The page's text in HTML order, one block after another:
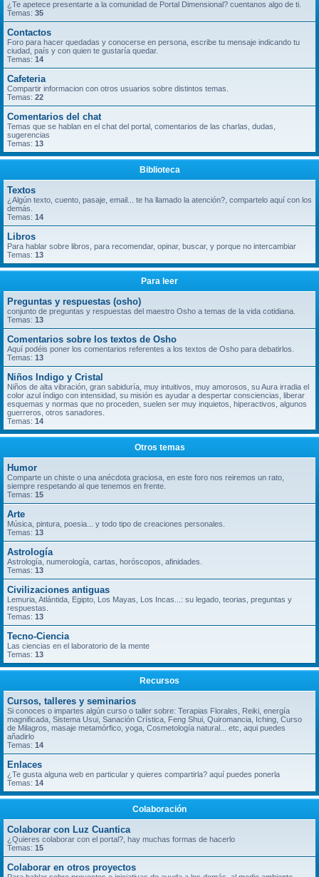
¿Te apetece presentarte a la comunidad de Portal Dimensional? cuentanos algo de ti.
Temas: 35
Contactos
Foro para hacer quedadas y conocerse en persona, escribe tu mensaje indicando tu
ciudad, país y con quien te gustaría quedar.
Temas: 14
Cafeteria
Compartir informacion con otros usuarios sobre distintos temas.
Temas: 22
Comentarios del chat
Temas que se hablan en el chat del portal, comentarios de las charlas, dudas,
sugerencias
Temas: 13
Biblioteca
Textos
¿Algún texto, cuento, pasaje, email... te ha llamado la atención?, compartelo aquí con los
demás.
Temas: 14
Libros
Para hablar sobre libros, para recomendar, opinar, buscar, y porque no intercambiar
Temas: 13
Para leer
Preguntas y respuestas (osho)
conjunto de preguntas y respuestas del maestro Osho a temas de la vida cotidiana.
Temas: 13
Comentarios sobre los textos de Osho
Aquí podéis poner los comentarios referentes a los textos de Osho para debatirlos.
Temas: 13
Niños Indigo y Cristal
Niños de alta vibración, gran sabiduría, muy intuitivos, muy amorosos, su Aura irradia el
color azul índigo con intensidad, su misión es ayudar a despertar consciencias, liberar
esquemas y normas que no proceden, suelen ser muy inquietos, hiperactivos, algunos
guerreros, otros sanadores.
Temas: 14
Otros temas
Humor
Comparte un chiste o una anécdota graciosa, en este foro nos reiremos un rato,
siempre respetando al que tenemos en frente.
Temas: 15
Arte
Música, pintura, poesia... y todo tipo de creaciones personales.
Temas: 13
Astrología
Astrología, numerología, cartas, horóscopos, afinidades.
Temas: 13
Civilizaciones antiguas
Lemuria, Atlántida, Egipto, Los Mayas, Los Incas...: su legado, teorias, preguntas y
respuestas.
Temas: 13
Tecno-Ciencia
Las ciencias en el laboratorio de la mente
Temas: 13
Recursos
Cursos, talleres y seminarios
Si conoces o impartes algún curso o taller sobre: Terapias Florales, Reiki, energía
magnificada, Sistema Usui, Sanación Crística, Feng Shui, Quiromancia, Iching, Curso
de Milagros, masaje metamórfico, yoga, Cosmetología natural... etc, aqui puedes
añadirlo
Temas: 14
Enlaces
¿Te gusta alguna web en particular y quieres compartirla? aquí puedes ponerla
Temas: 14
Colaboración
Colaborar con Luz Cuantica
¿Quieres colaborar con el portal?, hay muchas formas de hacerlo
Temas: 15
Colaborar en otros proyectos